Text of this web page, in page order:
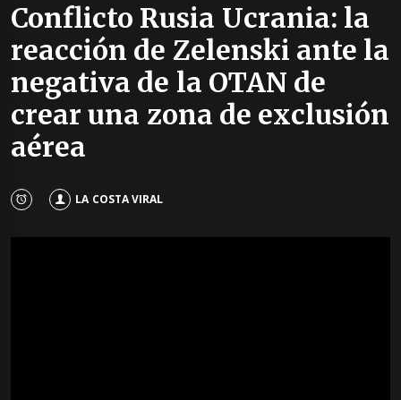
Conflicto Rusia Ucrania: la
reacción de Zelenski ante la
negativa de la OTAN de
crear una zona de exclusión
aérea
LA COSTA VIRAL